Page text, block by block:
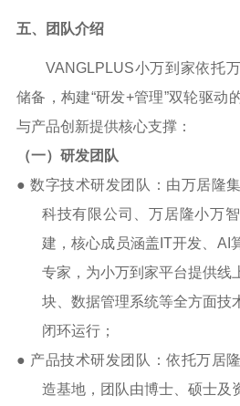
五、 团队介绍
VANGLPLUS小万到家依托
储备，构建“研发+管理”双轮驱动
与产品创新提供核心支撑：
（一）研发团队
●数字技术研发团队：由万居隆
科技有限公司、万居隆小万
建，核心成员涵盖 IT开发、 AI
专家，为小万到家平台提供线
块、数据管理系统等全方面技
闭环运行；
● 产品技术研发团队：依托万居
造基地，团队由博士、硕士及